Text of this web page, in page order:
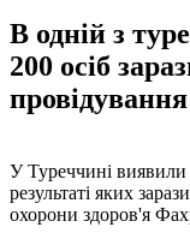
В одній з
200 осіб
У Туреччині виявили
результаті яких
охорони здоров'я